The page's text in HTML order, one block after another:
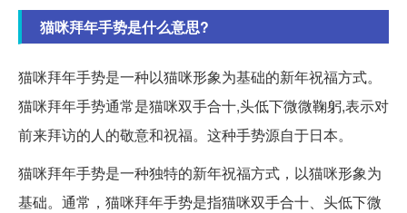
猫咪拜年手势是什么意思?
猫咪拜年手势是一种以猫咪形象为基础的新年祝福方式。
猫咪拜年手势通常是猫咪双手合十,头低下微微鞠躬,表示对
前来拜访的人的敬意和祝福。这种手势源自于日本。
猫咪拜年手势是一种独特的新年祝福方式，以猫咪形象为
基础。通常，猫咪拜年手势是指猫咪双手合十、头低下微